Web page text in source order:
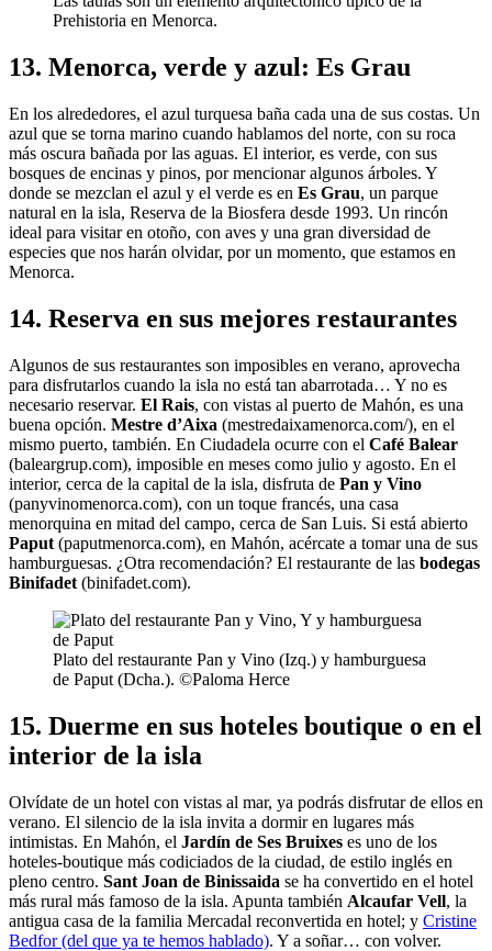
Prehistoria en Menorca.
13. Menorca, verde y azul: Es Grau
En los alrededores, el azul turquesa baña cada una de sus costas. Un
azul que se torna marino cuando hablamos del norte, con su roca
más oscura bañada por las aguas. El interior, es verde, con sus
bosques de encinas y pinos, por mencionar algunos árboles. Y
donde se mezclan el azul y el verde es en Es Grau, un parque
natural en la isla, Reserva de la Biosfera desde 1993. Un rincón
ideal para visitar en otoño, con aves y una gran diversidad de
especies que nos harán olvidar, por un momento, que estamos en
Menorca.
14. Reserva en sus mejores restaurantes
Algunos de sus restaurantes son imposibles en verano, aprovecha
para disfrutarlos cuando la isla no está tan abarrotada… Y no es
necesario reservar. El Rais, con vistas al puerto de Mahón, es una
buena opción. Mestre d’Aixa (mestredaixamenorca.com/), en el
mismo puerto, también. En Ciudadela ocurre con el Café Balear
(baleargrup.com), imposible en meses como julio y agosto. En el
interior, cerca de la capital de la isla, disfruta de Pan y Vino
(panyvinomenorca.com), con un toque francés, una casa
menorquina en mitad del campo, cerca de San Luis. Si está abierto
Paput (paputmenorca.com), en Mahón, acércate a tomar una de sus
hamburguesas. ¿Otra recomendación? El restaurante de las bodegas
Binifadet (binifadet.com).
Plato del restaurante Pan y Vino (Izq.) y hamburguesa
de Paput (Dcha.). ©Paloma Herce
15. Duerme en sus hoteles boutique o en el
interior de la isla
Olvídate de un hotel con vistas al mar, ya podrás disfrutar de ellos en
verano. El silencio de la isla invita a dormir en lugares más
intimistas. En Mahón, el Jardín de Ses Bruixes es uno de los
hoteles-boutique más codiciados de la ciudad, de estilo inglés en
pleno centro. Sant Joan de Binissaida se ha convertido en el hotel
más rural más famoso de la isla. Apunta también Alcaufar Vell, la
antigua casa de la familia Mercadal reconvertida en hotel; y Cristine
Bedfor (del que ya te hemos hablado). Y a soñar… con volver.